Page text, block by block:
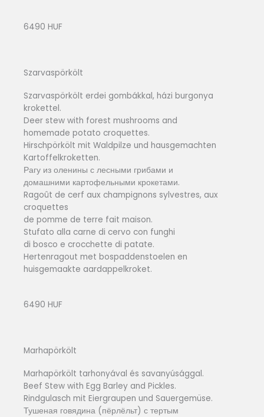
6490 HUF
Szarvaspörkölt
Szarvaspörkölt erdei gombákkal, házi burgonya
krokettel.
Deer stew with forest mushrooms and
homemade potato croquettes.
Hirschpörkölt mit Waldpilze und hausgemachten
Kartoffelkroketten.
Рагу из оленины с лесными грибами и
домашними картофельными крокетами.
Ragoût de cerf aux champignons sylvestres, aux
croquettes
de pomme de terre fait maison.
Stufato alla carne di cervo con funghi
di bosco e crocchette di patate.
Hertenragout met bospaddenstoelen en
huisgemaakte aardappelkroket.
6490 HUF
Marhapörkölt
Marhapörkölt tarhonyával és savanyúsággal.
Beef Stew with Egg Barley and Pickles.
Rindgulasch mit Eiergraupen und Sauergemüse.
Тушеная говядина (пёрлёльт) с тертым